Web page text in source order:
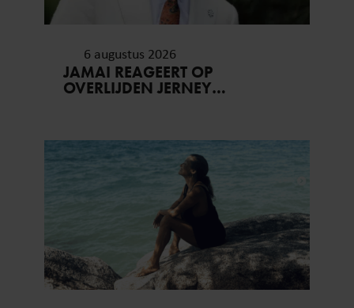
6 augustus 2026
JAMAI REAGEERT OP
OVERLIJDEN JERNEY